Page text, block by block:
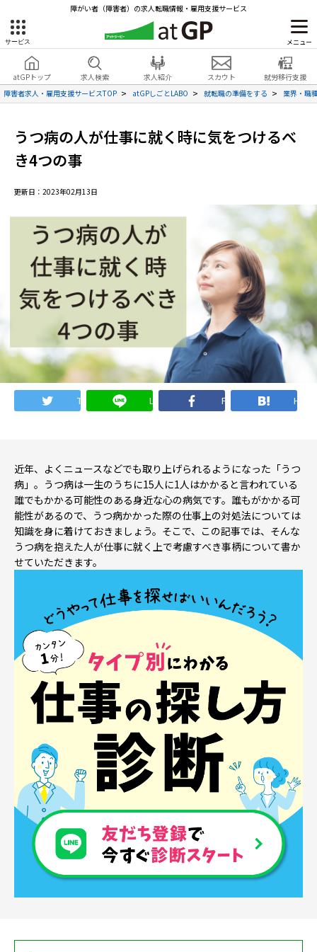
障がい者（障害者）の求人転職情報・雇用支援サービス
サービス メニュー
atGPトップ 求人検索 求人紹介 スカウト
就労移行支援
障害者求人・雇用支援サービスTOP
atGPしごとLABO 就転職の準備をする 業界・職
うつ病の人が仕事に就く時に気をつけるべ
き4つの事
更新日：2023年02月13日
Twitter LINE Facebook
近年、よくニュースなどでも取り上げられるようになった「うつ
病」。うつ病は一生のうちに15人に1人はかかると言われている
誰でもかかる可能性のある身近な心の病気です。誰もがかかる可
能性があるので、うつ病かかった際の仕事上の対処法については
知識を身に着けておきましょう。そこで、この記事では、そんな
うつ病を抱えた人が仕事に就く上で考慮すべき事柄について書か
せていただきます。
障害者雇用のアットジーピー
サービスラインナップ
就転職支援サービス
障害者専門の就転職支援サービス
障害者アスリート専門の就転職支援サービス
ハイスキルな障害者の転職支援サービス
障害のある新卒学生専門の就職エージェントサービス
就労移行支援サービス
障害別専門支援の就労移行支援サービス
IT・Web制作スキルを身につける就労移行支援サービス
農業生産サービス
ご利用ガイド
法人向けページ
会員登録 無料
就労移行支援
見学・お問い合わせ 無料
各種サービス
求人を紹介してもらう
スカウトを受ける
就労支援サービス
就職・転職ノウハウ
お問い合わせ・よくある質問
よくある質問
メニューを閉じる